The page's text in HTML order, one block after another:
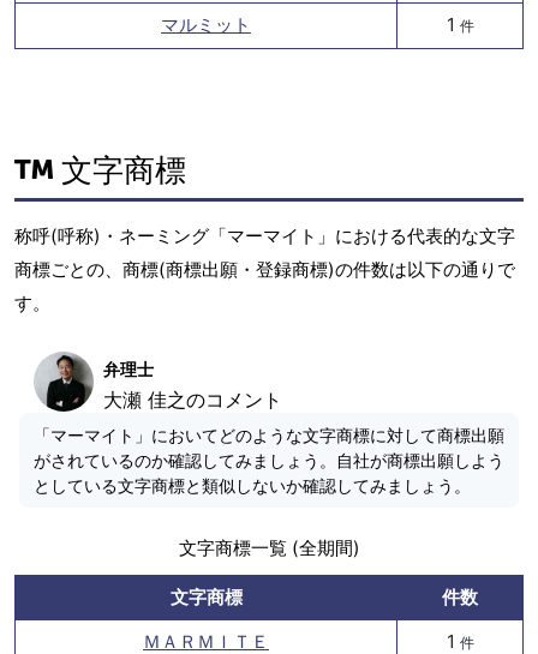
マルミット 1 件
文字商標
称呼(呼称)・ネーミング「マーマイト」における代表的な文字
商標ごとの、商標(商標出願・登録商標)の件数は以下の通りで
す。
弁理士
大瀬 佳之のコメント
「マーマイト」においてどのような文字商標に対して商標出願
がされているのか確認してみましょう。自社が商標出願しよう
としている文字商標と類似しないか確認してみましょう。
文字商標一覧 (全期間)
文字商標
件数
ＭＡＲＭＩＴＥ
1 件